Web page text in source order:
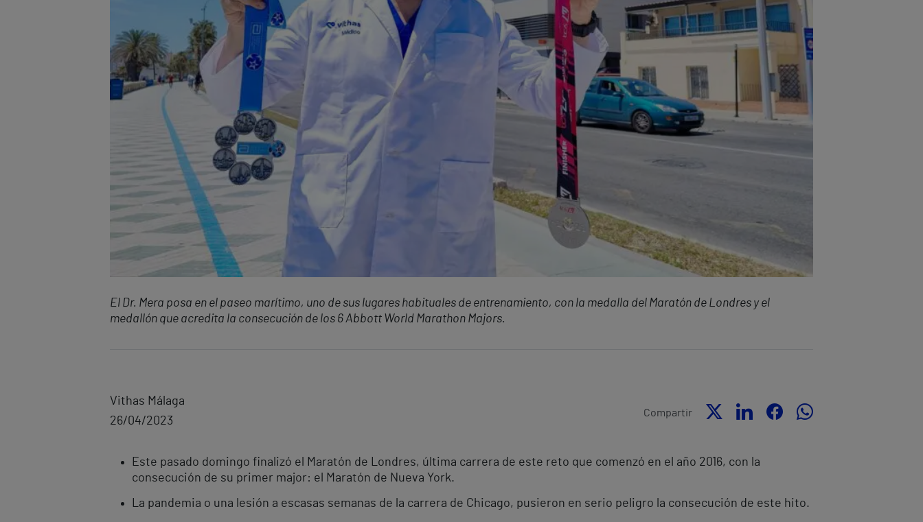
El Dr. Mera posa en el paseo marítimo, uno de sus lugares habituales de entrenamiento, con la medalla del Maratón de Londres y el
medallón que acredita la consecución de los 6 Abbott World Marathon Majors.
Vithas Málaga
26/04/2023
Compartir
Este pasado domingo finalizó el Maratón de Londres, última carrera de este reto que comenzó en el año 2016, con la
consecución de su primer major: el Maratón de Nueva York.
La pandemia o una lesión a escasas semanas de la carrera de Chicago, pusieron en serio peligro la consecución de este hito.